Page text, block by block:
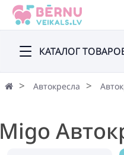
КАТАЛОГ
Автокресла
Migo